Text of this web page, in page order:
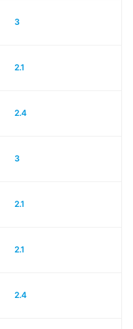
3
2.1
2.4
3
2.1
2.1
2.4